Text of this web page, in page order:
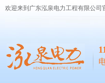
欢迎来到广东泓泉电力工程有限公司